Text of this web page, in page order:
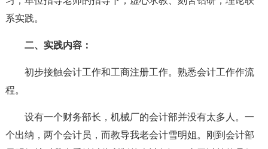
系实践。
二、实践内容：
初步接触会计工作和工商注册工作。熟悉会计工作作流
程。
设有一个财务部长，机械厂的会计部并没有太多人。一
个出纳，两个会计员，而教导我老会计雪明姐。刚到会计部